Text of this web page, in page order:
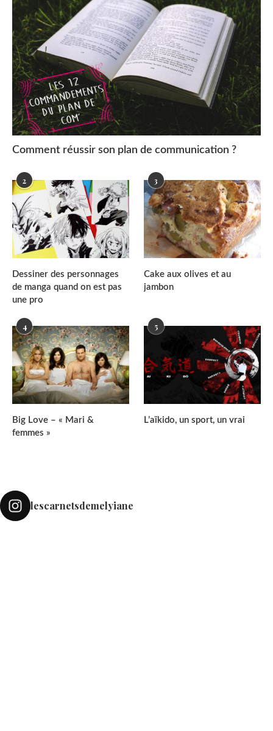
Comment réussir son plan de communication ?
2
Dessiner des personnages
de manga quand on est pas
une pro
3
Cake aux olives et au
jambon
4
Big Love – « Mari &
femmes »
5
L’aïkido, un sport, un vrai
lescarnetsdemelyiane